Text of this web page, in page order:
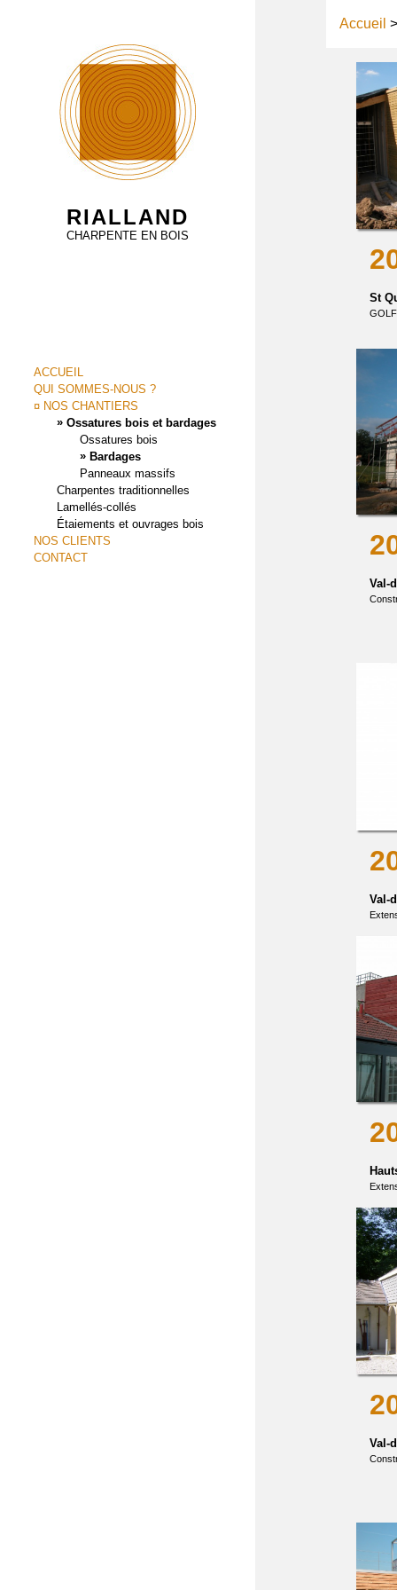
RIALLAND
CHARPENTE EN BOIS
ACCUEIL
QUI SOMMES-NOUS ?
¤ NOS CHANTIERS
» Ossatures bois et bardages
Ossatures bois
» Bardages
Panneaux massifs
Charpentes traditionnelles
Lamellés-collés
Étaiements et ouvrages bois
NOS CLIENTS
CONTACT
Accueil
St
Val-
Val-
Val-